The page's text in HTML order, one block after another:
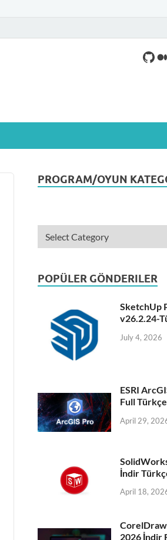
PROGRAM/OYUN
POPÜLER GÖNDERILER
SketchUp
v26.2.24-
July 4, 2026
ESRI
Full
April 29,
İndir
April 18,
2026 İndir